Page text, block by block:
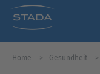
Home Gesundheit